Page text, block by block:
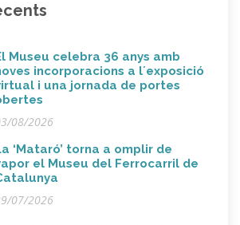
Museu celebra 36 anys amb
incorporacions a l´exposició
i una jornada de portes
08/2026
‘Mataró’ torna a omplir de
el Museu del Ferrocarril de
07/2026